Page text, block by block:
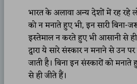
भारत के अलावा अन्य देशों में रह रहे
को न मनाते हुए भी, इन सारी
इस्तेमाल न करते हुए भी आसानी से
द्वारा ये सारे संस्कार न मनाने से
जाती है। बिना इन संस्कारों को
से ही जीते हैं।